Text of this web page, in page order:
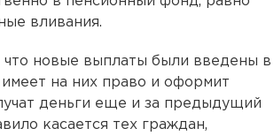
вливания.
что новые выплаты были введены в
на них право и оформит
деньги еще и за предыдущий
касается тех граждан,